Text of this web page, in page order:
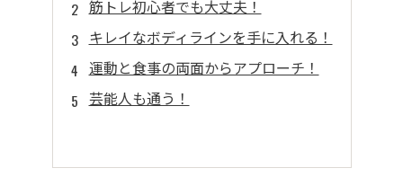
筋トレ初心者でも大丈夫！
キレイなボディラインを手に入れる！
運動と食事の両面からアプローチ！
芸能人も通う！